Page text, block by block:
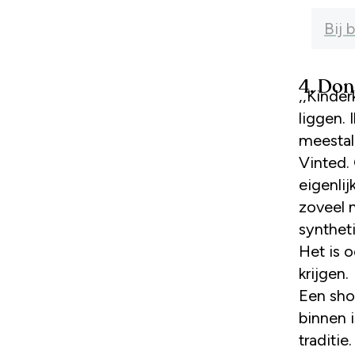
Bij
4.
liggen.
Vinted.
zoveel
Het is
krijgen.
Een
binnen
traditie.